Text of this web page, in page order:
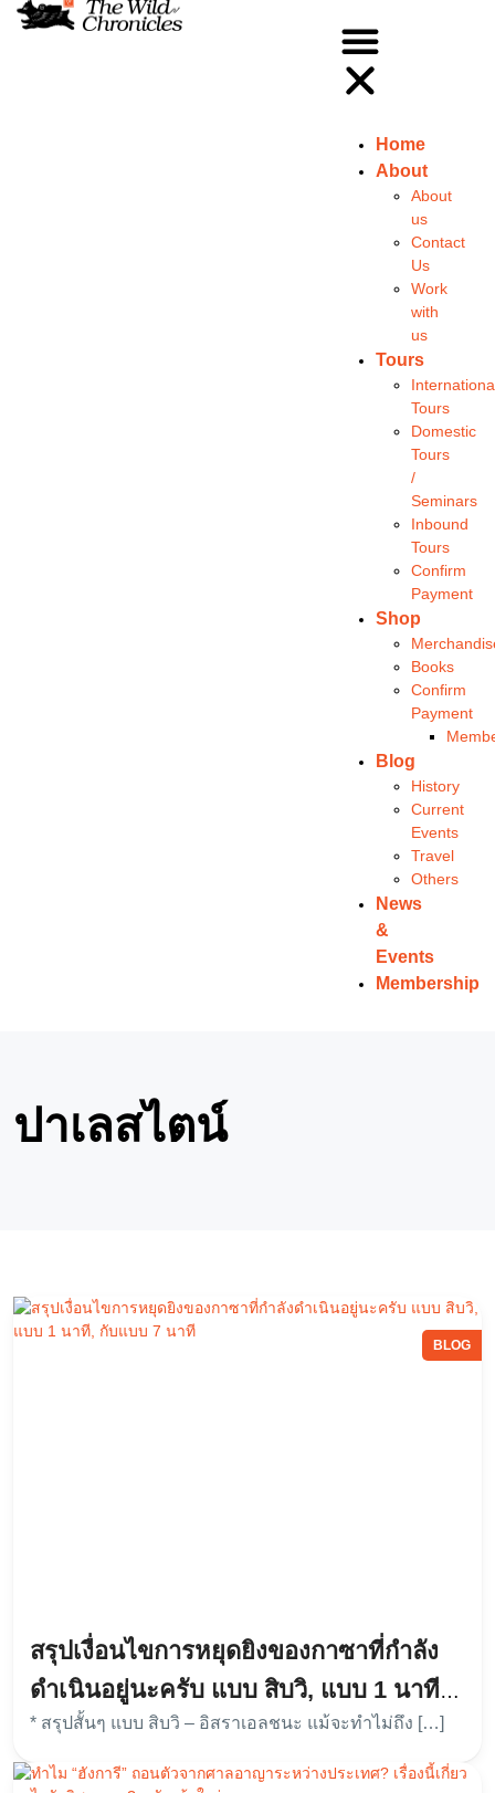
Home
About
About
us
Contact
Us
Work
with
us
Tours
Tours
Domestic
Tours
/
Seminars
Inbound
Tours
Confirm
Payment
Shop
Books
Confirm
Payment
Blog
History
Current
Events
Travel
Others
News
&
Events
Membership
ปาเลสไตน์
BLOG
สรุปเงื่อนไขการหยุดยิงของกาซาที่กำลัง
ดำเนินอยู่นะครับ แบบ สิบวิ, แบบ 1 นาที,
กับแบบ 7 นาที
* สรุปสั้นๆ แบบ สิบวิ – อิสราเอลชนะ แม้จะทำไม่ถึง […]